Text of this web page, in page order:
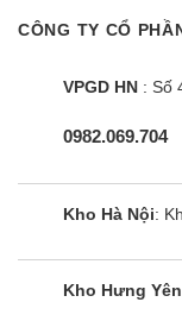
Ngoài ra,
cần phải đợi
sóng sẽ thực
của bạn một
CÔNG TY CỔ
VPGD HN : Số
0982.069.704
Kho Hà Nội:
Kho Hưng Yên